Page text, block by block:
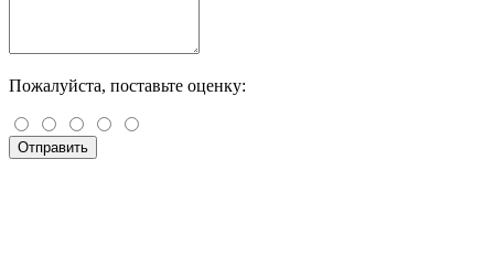
Пожалуйста, поставьте оценку:
Отправить